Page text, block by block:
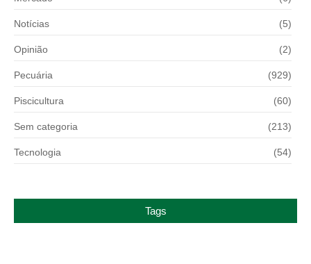
Notícias (5)
Opinião (2)
Pecuária (929)
Piscicultura (60)
Sem categoria (213)
Tecnologia (54)
Tags